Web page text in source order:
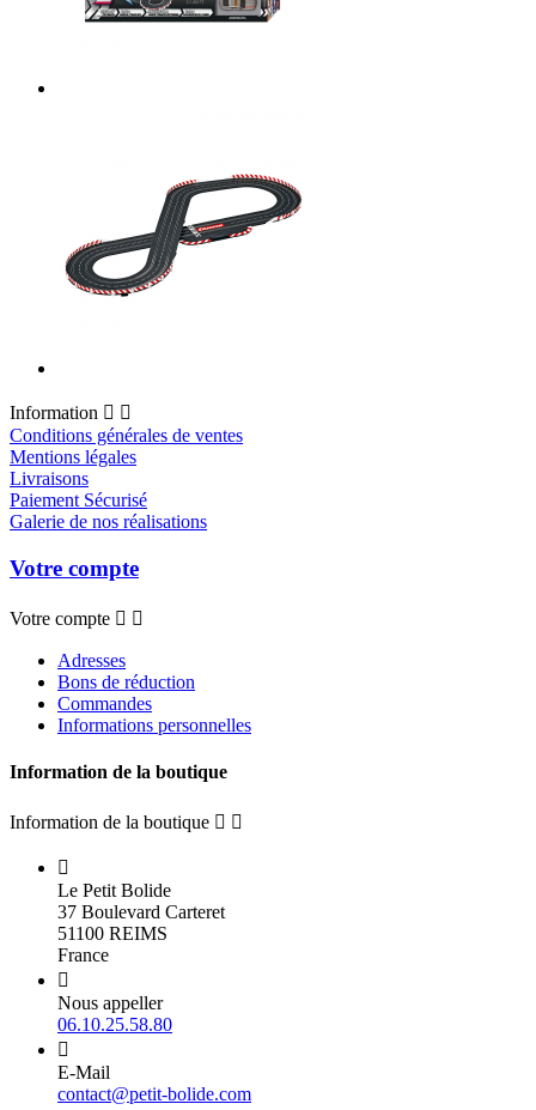
Information  
Conditions générales de ventes
Mentions légales
Livraisons
Paiement Sécurisé
Galerie de nos réalisations
Votre compte
Votre compte  
Adresses
Bons de réduction
Commandes
Informations personnelles
Information de la boutique
Information de la boutique  

Le Petit Bolide
37 Boulevard Carteret
51100 REIMS
France

Nous appeller
06.10.25.58.80

E-Mail
contact@petit-bolide.com